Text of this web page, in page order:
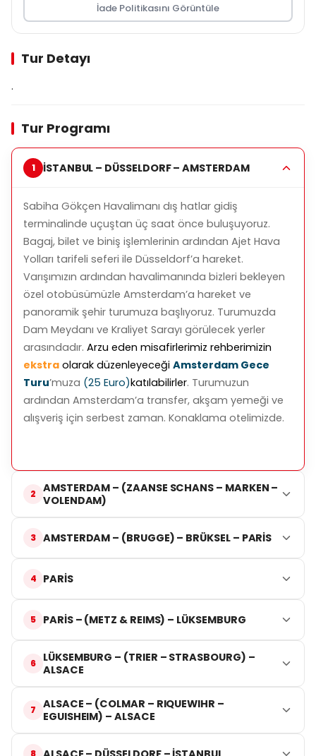
Tur Detayı
.
Tur Programı
İSTANBUL – DÜSSELDORF – AMSTERDAM
Sabiha Gökçen Havalimanı dış hatlar gidiş
terminalinde uçuştan üç saat önce buluşuyoruz.
Bagaj, bilet ve biniş işlemlerinin ardından Ajet Hava
Yolları tarifeli seferi ile Düsseldorf’a hareket.
Varışımızın ardından havalimanında bizleri bekleyen
özel otobüsümüzle Amsterdam’a hareket ve
panoramik şehir turumuza başlıyoruz. Turumuzda
Dam Meydanı ve Kraliyet Sarayı görülecek yerler
arasındadır. Arzu eden misafirlerimiz rehberimizin
ekstra olarak düzenleyeceği Amsterdam Gece
Turu’muza (25 Euro)katılabilirler. Turumuzun
ardından Amsterdam’a transfer, akşam yemeği ve
alışveriş için serbest zaman. Konaklama otelimizde.
AMSTERDAM – (ZAANSE SCHANS – MARKEN –
VOLENDAM)
AMSTERDAM – (BRUGGE) – BRÜKSEL – PARİS
PARİS
PARİS – (METZ & REIMS) – LÜKSEMBURG
LÜKSEMBURG – (TRIER – STRASBOURG) –
ALSACE
ALSACE – (COLMAR – RIQUEWIHR –
EGUISHEIM) – ALSACE
İade Politikasını Görüntüle